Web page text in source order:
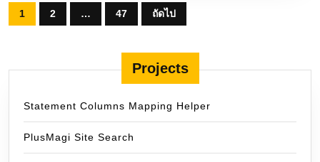
Posts
pagination
1 2 … 47 ถัดไป
Projects
Statement Columns Mapping Helper
PlusMagi Site Search